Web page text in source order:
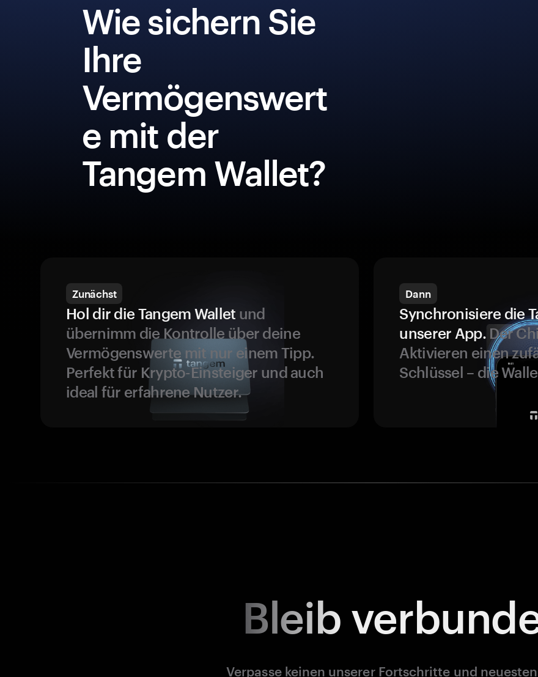
Wie sichern Sie
Ihre
Vermögenswert
e mit der
Tangem Wallet?
Zunächst
Hol dir die Tangem Wallet und
übernimm die Kontrolle über deine
Vermögenswerte mit nur einem Tipp.
Perfekt für Krypto-Einsteiger und auch
ideal für erfahrene Nutzer.
Dann
Synchronisiere die
unserer App.Der
Aktivieren einen
Schlüssel – die
Bleib
Verpasse keinen unserer Fortschritte und